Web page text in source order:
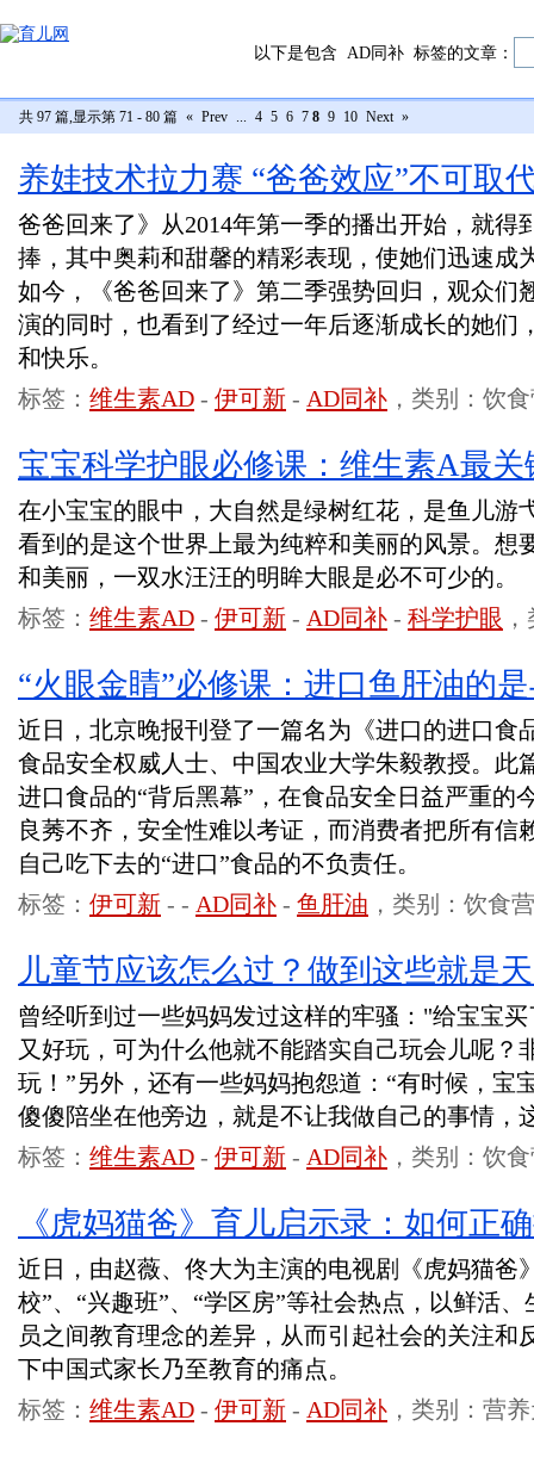
以下是包含 AD同补 标签的文章：
共 97 篇,显示第 71 - 80 篇 « Prev ... 4 5 6 7 8 9 10 Next »
养娃技术拉力赛 “爸爸效应”不可取
爸爸回来了》从2014年第一季的播出开始，就得
捧，其中奥莉和甜馨的精彩表现，使她们迅速成
如今，《爸爸回来了》第二季强势回归，观众们
演的同时，也看到了经过一年后逐渐成长的她们
和快乐。
标签： 维生素AD - 伊可新 - AD同补 ，类别：饮
宝宝科学护眼必修课：维生素A最关
在小宝宝的眼中，大自然是绿树红花，是鱼儿游
看到的是这个世界上最为纯粹和美丽的风景。想
和美丽，一双水汪汪的明眸大眼是必不可少的。
标签： 维生素AD - 伊可新 - AD同补 - 科学护眼
“火眼金睛”必修课：进口鱼肝油的
近日，北京晚报刊登了一篇名为《进口的进口食
食品安全权威人士、中国农业大学朱毅教授。此
进口食品的“背后黑幕”，在食品安全日益严重的
良莠不齐，安全性难以考证，而消费者把所有信
自己吃下去的“进口”食品的不负责任。
标签： 伊可新 - - AD同补 - 鱼肝油 ，类别：饮食
儿童节应该怎么过？做到这些就是
曾经听到过一些妈妈发过这样的牢骚："给宝宝
又好玩，可为什么他就不能踏实自己玩会儿呢？
玩！”另外，还有一些妈妈抱怨道：“有时候，宝
傻傻陪坐在他旁边，就是不让我做自己的事情，
标签： 维生素AD - 伊可新 - AD同补 ，类别：饮
《虎妈猫爸》育儿启示录：如何正
近日，由赵薇、佟大为主演的电视剧《虎妈猫爸
校”、“兴趣班”、“学区房”等社会热点，以鲜活
员之间教育理念的差异，从而引起社会的关注和
下中国式家长乃至教育的痛点。
标签： 维生素AD - 伊可新 - AD同补 ，类别：营